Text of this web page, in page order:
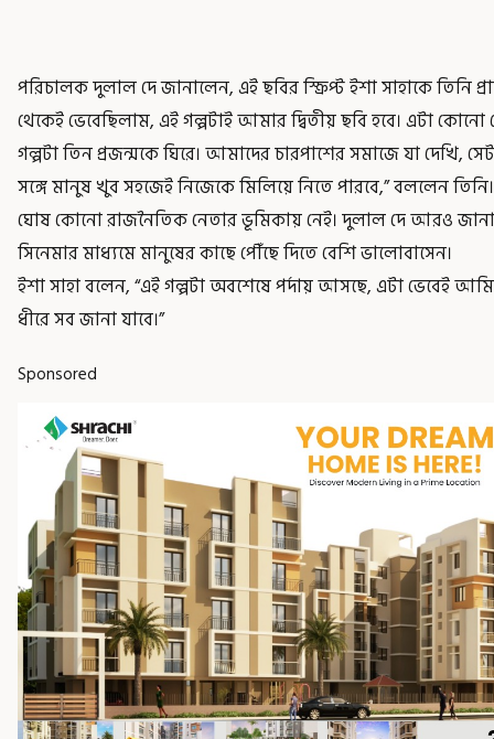
পরিচালক দুলাল দে জানালেন, এই ছবির স্ক্রিপ্ট ইশা সাহাকে
থেকেই ভেবেছিলাম, এই গল্পটাই আমার দ্বিতীয় ছবি হবে। এটা
গল্পটা তিন প্রজন্মকে ঘিরে। আমাদের চারপাশের সমাজে যা দেখি,
সঙ্গে মানুষ খুব সহজেই নিজেকে মিলিয়ে নিতে পারবে,” বললেন
ঘোষ কোনো রাজনৈতিক নেতার ভূমিকায় নেই। দুলাল দে আরও
সিনেমার মাধ্যমে মানুষের কাছে পৌঁছে দিতে বেশি ভালোবাসেন।
ইশা সাহা বলেন, “এই গল্পটা অবশেষে পর্দায় আসছে, এটা
ধীরে সব জানা যাবে।”
Sponsored